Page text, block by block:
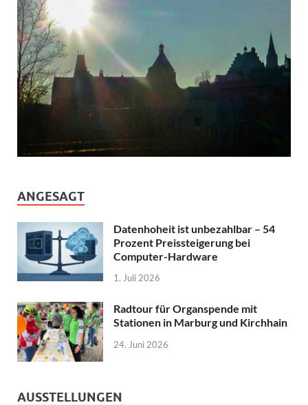
ANGESAGT
Datenhoheit ist unbezahlbar – 54
Prozent Preissteigerung bei
Computer-Hardware
1. Juli 2026
Radtour für Organspende mit
Stationen in Marburg und Kirchhain
24. Juni 2026
AUSSTELLUNGEN